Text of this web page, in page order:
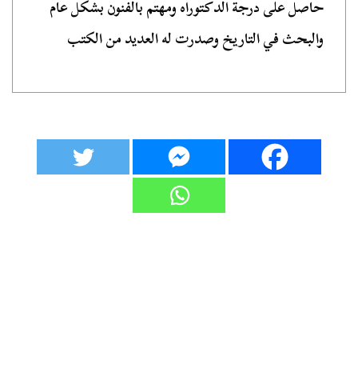
حاصل على درجة الدكتوراه ومهتم بالفنون بشكل عام
والبحث في التاريخ وصدرت له العديد من الكتب